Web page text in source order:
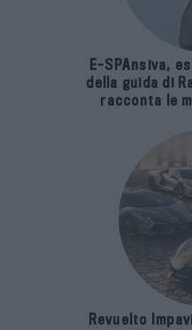
E-SPAnsiva,
della guida di
racconta le
Revuelto